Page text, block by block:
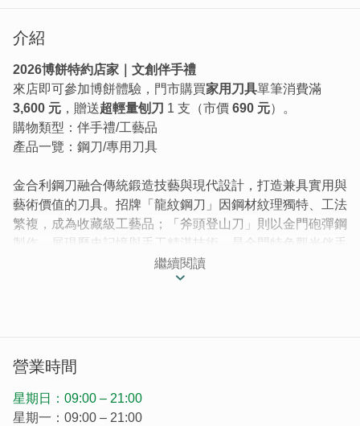
介紹
2026博餅特約店家｜文創伴手禮
來店即可參加博餅體驗，門市購買家用刀具單筆消費滿
3,600 元 ，贈送超輕量刨刀 1 支（市價 690 元）。
購物類型：伴手禮/工藝品
產品一覽：鋼刀/專用刀具
金合利鋼刀融合傳統鍛造技藝與現代設計，打造兼具實用與
藝術價值的刀具。招牌「龍紋鋼刀」因鋼材紋理獨特、工法
繁複，成為收藏級工藝品；「斧頭登山刀」則以金門砲彈鋼
製作，展現歷史記憶與手工精湛技術，是金門特色觀光伴手
因此結合日本工業設計精英為「金合利」打造新價值。新一
代金門鋼刀講究實用與機能性，刀身強調造型美與現代感，
堪稱工藝經典傑作，也為傳承逾一甲子的老店注入國際視
野。
繼續閱讀
營業時間
星期日：09:00 – 21:00
星期一：09:00 – 21:00